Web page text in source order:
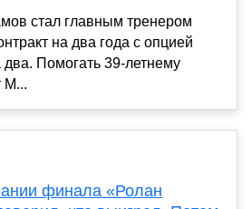
стал главным тренером
на два года с опцией
Помогать 39-летнему
М...
финала «Ролан